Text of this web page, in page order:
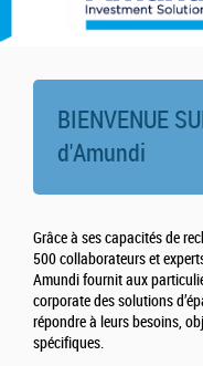
BIENVENUE
d'Amundi
Grâce à ses capacités de
500 collaborateurs et
Amundi fournit aux
corporate des solutions
répondre à leurs besoins,
spécifiques.